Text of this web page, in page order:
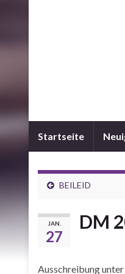
Startseite
BEILEID
JAN.
27
DM
Ausschreibung